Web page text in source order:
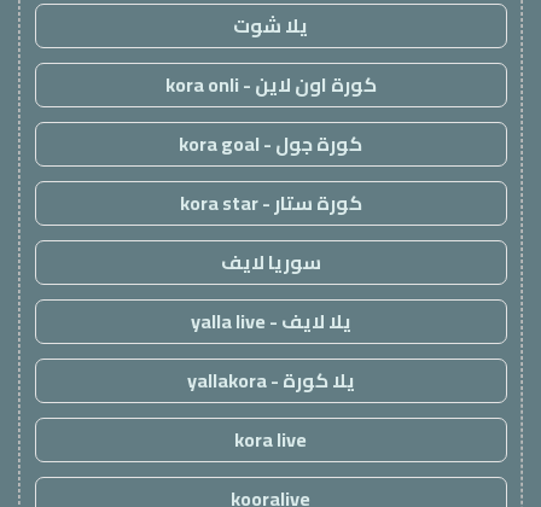
يلا شوت
كورة اون لاين - kora onli
كورة جول - kora goal
كورة ستار - kora star
سوريا لايف
يلا لايف - yalla live
يلا كورة - yallakora
kora live
kooralive